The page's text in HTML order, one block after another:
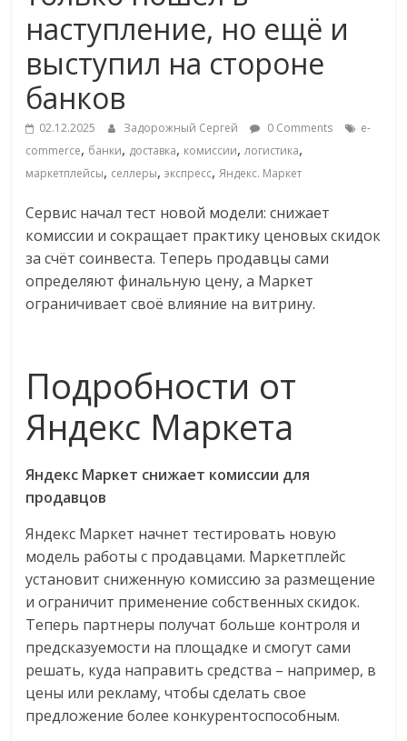
Commerce,
омниканальном
ритейле,
логистике,
технологиях,
соцсетях
торговле,
сервисах
для
Commerce,
ритейле,
технологиях,
соцсетях.
Нам
важно,
как
знать
как
Сеть
меняет
наступление, но ещё и
выступил на стороне
банков
02.12.2025 Задорожный Сергей 0 Comments
e-
commerce, банки, доставка, комиссии,логистика,
маркетплейсы, селлеры,экспресс,Яндекс. Маркет
Сервис начал тест новой модели: снижает
комиссии и сокращает практику ценовых скидок
за счёт соинвеста. Теперь продавцы сами
определяют финальную цену, а Маркет
ограничивает своё влияние на витрину.
Подробности от
Яндекс Маркета
Яндекс Маркет снижает комиссии для
продавцов
Яндекс Маркет начнет тестировать новую
модель работы с продавцами. Маркетплейс
установит сниженную комиссию за размещение
и ограничит применение собственных скидок.
Теперь партнеры получат больше контроля и
предсказуемости на площадке и смогут сами
решать, куда направить средства – например, в
цены или рекламу, чтобы сделать свое
предложение более конкурентоспособным.